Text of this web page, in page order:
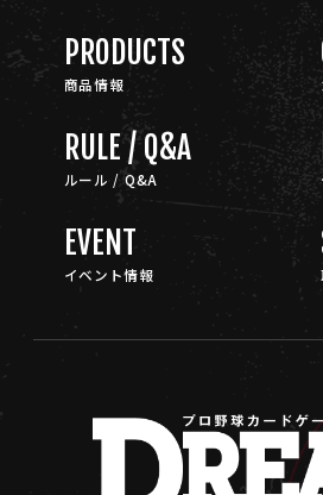
PRODUCTS
商品情報
RULE / Q&A
ルール / Q&A
EVENT
イベント情報